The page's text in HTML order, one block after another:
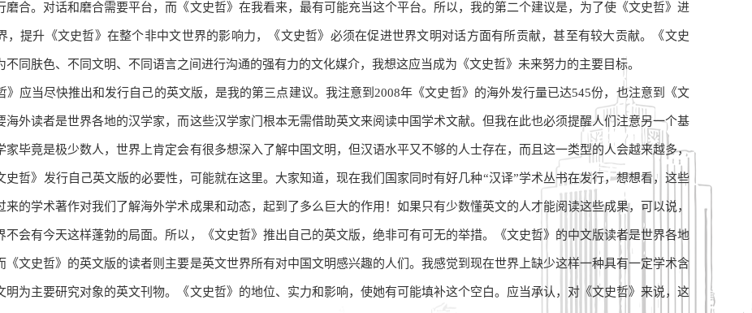
磨合。对话和磨合需要平台，而《文史哲》在我看来，最有可能充当这个平台。所以，我的第二个建议是，为了使《文史哲》进
，提升《文史哲》在整个非中文世界的影响力，《文史哲》必须在促进世界文明对话方面有所贡献，甚至有较大贡献。《文史
不同肤色、不同文明、不同语言之间进行沟通的强有力的文化媒介，我想这应当成为《文史哲》未来努力的主要目标。
》应当尽快推出和发行自己的英文版，是我的第三点建议。我注意到2008年《文史哲》的海外发行量已达545份，也注意到《文
海外读者是世界各地的汉学家，而这些汉学家门根本无需借助英文来阅读中国学术文献。但我在此也必须提醒人们注意另一个基
家毕竟是极少数人，世界上肯定会有很多想深入了解中国文明，但汉语水平又不够的人士存在，而且这一类型的人会越来越多，
史哲》发行自己英文版的必要性，可能就在这里。大家知道，现在我们国家同时有好几种“汉译”学术丛书在发行，想想看，这些
来的学术著作对我们了解海外学术成果和动态，起到了多么巨大的作用！如果只有少数懂英文的人才能阅读这些成果，可以说，
不会有今天这样蓬勃的局面。所以，《文史哲》推出自己的英文版，绝非可有可无的举措。《文史哲》的中文版读者是世界各地
《文史哲》的英文版的读者则主要是英文世界所有对中国文明感兴趣的人们。我感觉到现在世界上缺少这样一种具有一定学术含
明为主要研究对象的英文刊物。《文史哲》的地位、实力和影响，使她有可能填补这个空白。应当承认，对《文史哲》来说，这